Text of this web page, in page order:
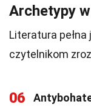
Archetypy
Literatura
czytelnikom
06